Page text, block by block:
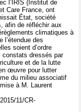
l’IRIS (Institut de
Care France, ont
État, société
afin de réfléchir aux
climatiques à
l’étendue des
soient d’ordre
constats dressés par
et de la lutte
œuvre pour lutter
du milieu associatif
à M. Laurent
11/CR-